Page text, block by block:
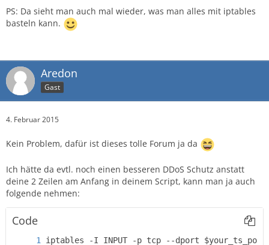
PS: Da sieht man auch mal wieder, was man alles mit iptables
basteln kann.
Aredon
Gast
4. Februar 2015
Kein Problem, dafür ist dieses tolle Forum ja da
Ich hätte da evtl. noch einen besseren DDoS Schutz anstatt
deine 2 Zeilen am Anfang in deinem Script, kann man ja auch
folgende nehmen:
Code